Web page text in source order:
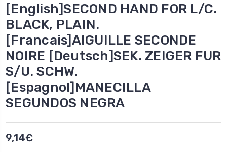
[English]SECOND HAND FOR L/C.
BLACK, PLAIN.
[Francais]AIGUILLE SECONDE
NOIRE [Deutsch]SEK. ZEIGER FUR
S/U. SCHW.
[Espagnol]MANECILLA
SEGUNDOS NEGRA
9,14€